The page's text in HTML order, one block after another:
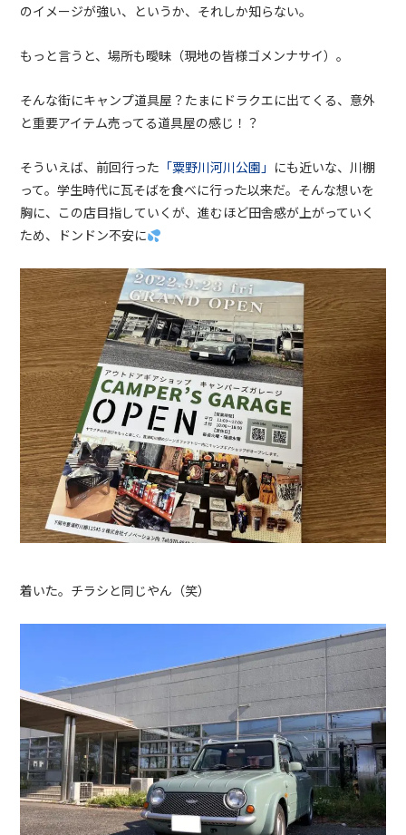
のイメージが強い、というか、それしか知らない。
もっと言うと、場所も曖昧（現地の皆様ゴメンナサイ）。
そんな街にキャンプ道具屋？たまにドラクエに出てくる、意外
と重要アイテム売ってる道具屋の感じ！？
そういえば、前回行った 「粟野川河川公園」 にも近いな、川棚
って。学生時代に瓦そばを食べに行った以来だ。そんな想いを
胸に、この店目指していくが、進むほど田舎感が上がっていく
ため、ドンドン不安に
着いた。チラシと同じやん（笑）